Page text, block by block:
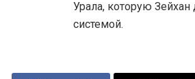
Урала, которую Зейхан
системой.